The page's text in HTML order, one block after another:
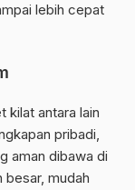
lebih cepat
kilat antara lain
pribadi,
aman dibawa di
besar, mudah